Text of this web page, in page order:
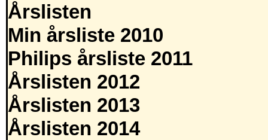
Årslisten
Min årsliste 2010
Philips årsliste 2011
Årslisten 2012
Årslisten 2013
Årslisten 2014